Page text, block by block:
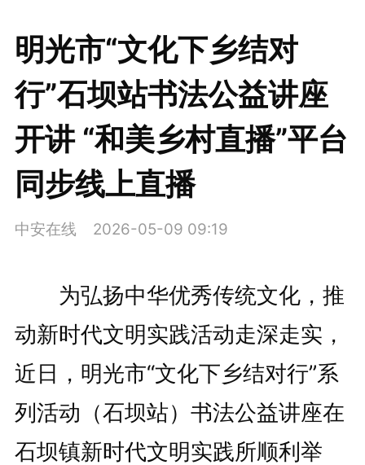
明光市“文化下乡结对
行”石坝站书法公益讲座
开讲 “和美乡村直播”平台
同步线上直播
中安在线 2026-05-09 09:19
为弘扬中华优秀传统文化，推
动新时代文明实践活动走深走实，
近日，明光市“文化下乡结对行”系
列活动（石坝站）书法公益讲座在
石坝镇新时代文明实践所顺利举